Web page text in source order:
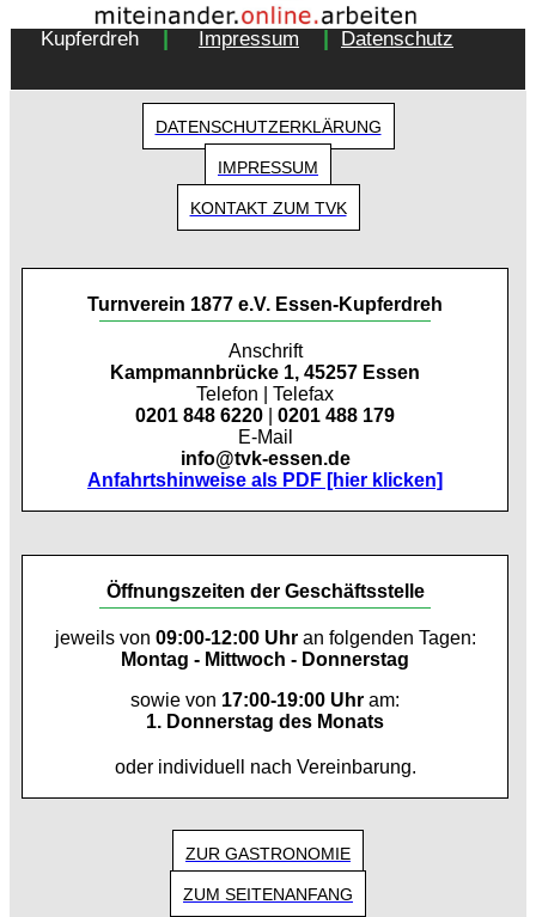
Copyright 2018 - Turnverein 1877 e.V. Essen-
Kupferdreh
| Impressum | Datenschutz
DATENSCHUTZERKLÄRUNG
IMPRESSUM
KONTAKT ZUM TVK
Turnverein 1877 e.V. Essen-Kupferdreh
Anschrift
Kampmannbrücke 1, 45257 Essen
Telefon | Telefax
0201 848 6220
0201 488 179
E-Mail
info@tvk-essen.de
Anfahrtshinweise als PDF [hier klicken]
Öffnungszeiten der Geschäftsstelle
jeweils von 09:00-12:00 Uhran folgenden Tagen:
Montag - Mittwoch - Donnerstag
sowie von 17:00-19:00 Uhr am:
1. Donnerstag des Monats
oder individuell nach Vereinbarung.
ZUR GASTRONOMIE
ZUM SEITENANFANG